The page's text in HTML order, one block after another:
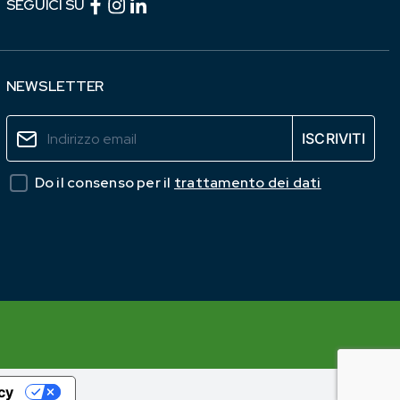
SEGUICI SU
NEWSLETTER
Do il consenso per il trattamento dei dati